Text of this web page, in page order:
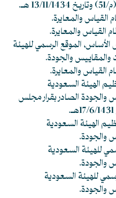
هـ.
الموقع الرسمي للهيئة
والجودة.
من تنظيم الهيئة السعودية
والجودة الصادر بقرار مجلس
من تنظيم الهيئة السعودية
والجودة.
للهيئة السعودية
والجودة.
للهيئة السعودية
والجودة.